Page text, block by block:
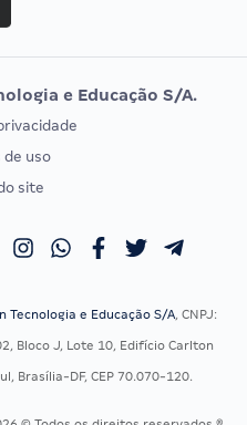
Vunesp
EXAME DE ORDEM
Calendário OAB
e Educação S/A.
de uso
site
Tecnologia e Educação S/A, CNPJ:
Bloco J, Lote 10, Edifício Carlton
Brasília-DF, CEP 70.070-120.